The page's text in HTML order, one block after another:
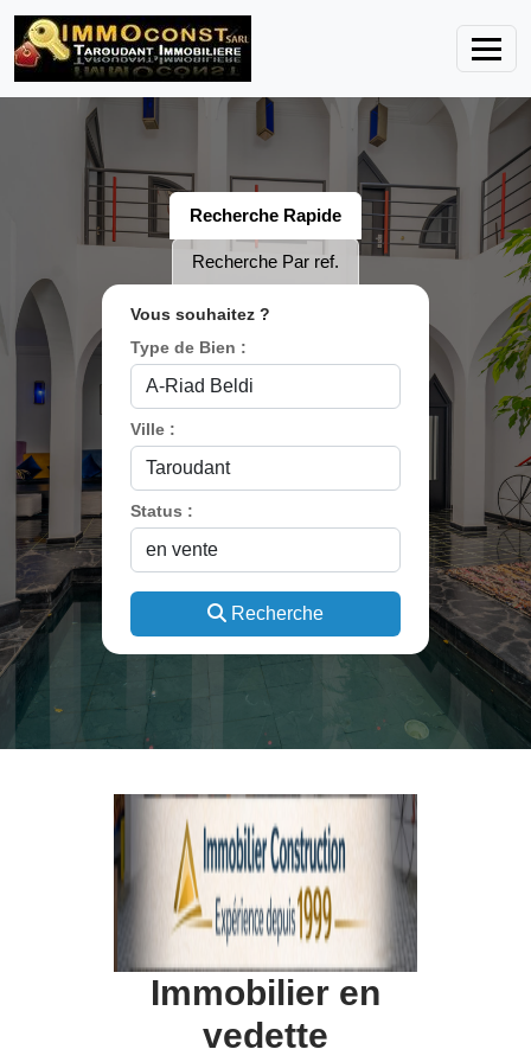
Recherche Rapide
Recherche Par ref.
Vous souhaitez ?
Type de Bien :
Ville :
Status :
Recherche
Immobilier en
vedette